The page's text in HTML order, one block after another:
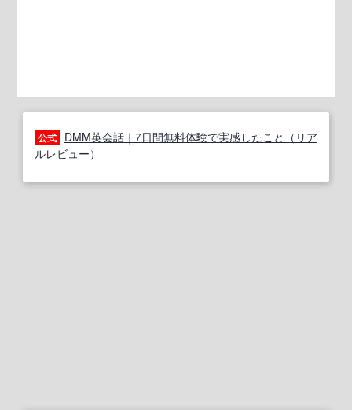
公式
DMM英会話｜7日間無料体験で実感したこと（リア
ルレビュー）